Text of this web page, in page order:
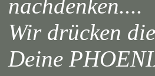
nachdenken....
Wir drücken
Deine